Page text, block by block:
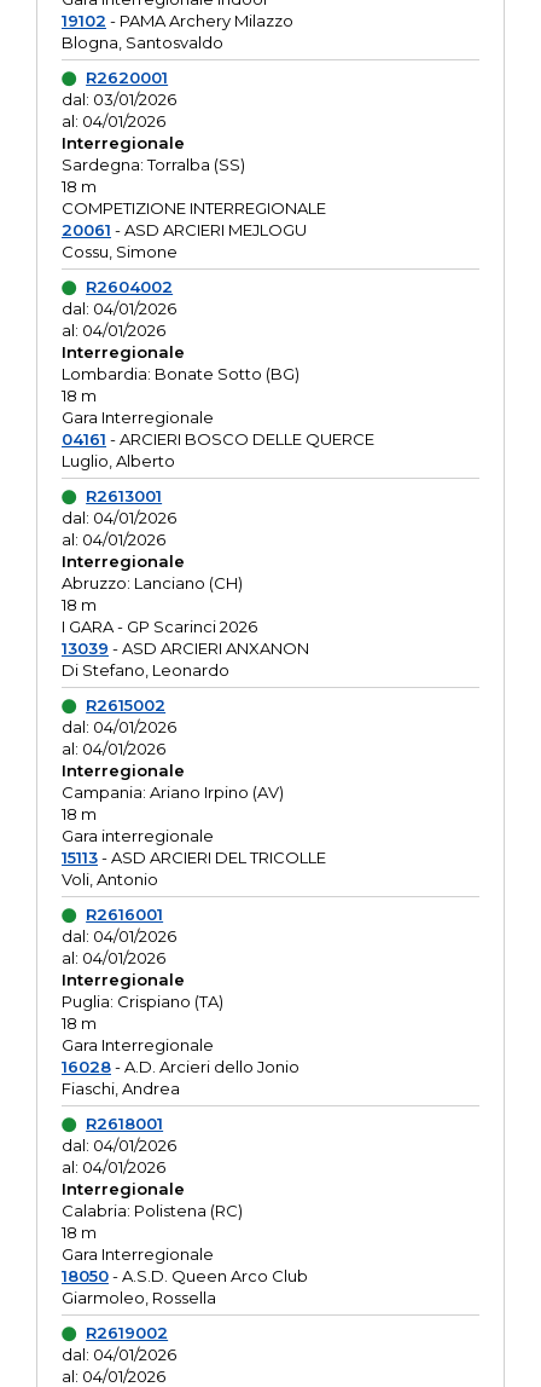
19102 - PAMA Archery Milazzo
Blogna, Santosvaldo
R2620001
dal: 03/01/2026
al: 04/01/2026
Interregionale
Sardegna: Torralba (SS)
18 m
COMPETIZIONE INTERREGIONALE
20061 - ASD ARCIERI MEJLOGU
Cossu, Simone
R2604002
dal: 04/01/2026
al: 04/01/2026
Interregionale
Lombardia: Bonate Sotto (BG)
18 m
Gara Interregionale
04161 - ARCIERI BOSCO DELLE QUERCE
Luglio, Alberto
R2613001
dal: 04/01/2026
al: 04/01/2026
Interregionale
Abruzzo: Lanciano (CH)
18 m
I GARA - GP Scarinci 2026
13039 - ASD ARCIERI ANXANON
Di Stefano, Leonardo
R2615002
dal: 04/01/2026
al: 04/01/2026
Interregionale
Campania: Ariano Irpino (AV)
18 m
Gara interregionale
15113- ASD ARCIERI DEL TRICOLLE
Voli, Antonio
R2616001
dal: 04/01/2026
al: 04/01/2026
Interregionale
Puglia: Crispiano (TA)
18 m
Gara Interregionale
16028- A.D. Arcieri dello Jonio
Fiaschi, Andrea
R2618001
dal: 04/01/2026
al: 04/01/2026
Interregionale
Calabria: Polistena (RC)
18 m
Gara Interregionale
18050- A.S.D. Queen Arco Club
Giarmoleo, Rossella
R2619002
dal: 04/01/2026
al: 04/01/2026